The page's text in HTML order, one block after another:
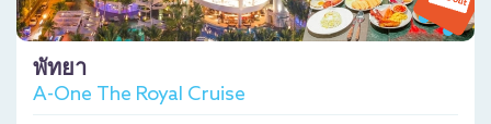
พัทยา
A-One The Royal Cruise